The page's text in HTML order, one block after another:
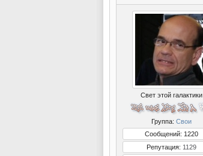
Свет этой галактики
Группа: Свои
Сообщений: 1220
Репутация: 1129